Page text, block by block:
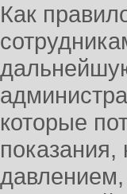
Как
которые
давлением,